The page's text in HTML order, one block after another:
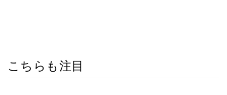
こちらも注目